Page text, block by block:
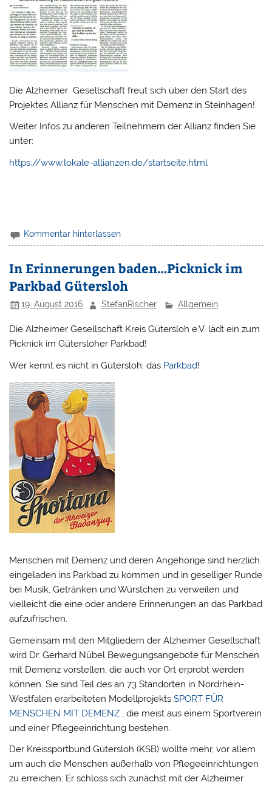
Die Alzheimer Gesellschaft freut sich über den Start des
Projektes Allianz für Menschen mit Demenz in Steinhagen!
Weiter Infos zu anderen Teilnehmern der Allianz finden Sie
unter:
https://www.lokale-allianzen.de/startseite.html
Kommentar hinterlassen
In Erinnerungen baden…Picknick im
Parkbad Gütersloh
19. August 2016 StefanRischer Allgemein
Die Alzheimer Gesellschaft Kreis Gütersloh e.V. lädt ein zum
Picknick im Gütersloher Parkbad!
Wer kennt es nicht in Gütersloh: das Parkbad!
Menschen mit Demenz und deren Angehörige sind herzlich
eingeladen ins Parkbad zu kommen und in geselliger Runde
bei Musik, Getränken und Würstchen zu verweilen und
vielleicht die eine oder andere Erinnerungen an das Parkbad
aufzufrischen.
Gemeinsam mit den Mitgliedern der Alzheimer Gesellschaft
wird Dr. Gerhard Nübel Bewegungsangebote für Menschen
mit Demenz vorstellen, die auch vor Ort erprobt werden
können. Sie sind Teil des an 73 Standorten in Nordrhein-
Westfalen erarbeiteten ModellprojektsSPORT FÜR
MENSCHEN MIT DEMENZ , die meist aus einem Sportverein
und einer Pflegeeinrichtung bestehen.
Der Kreissportbund Gütersloh (KSB) wollte mehr, vor allem
um auch die Menschen außerhalb von Pflegeeinrichtungen
zu erreichen: Er schloss sich zunächst mit der Alzheimer